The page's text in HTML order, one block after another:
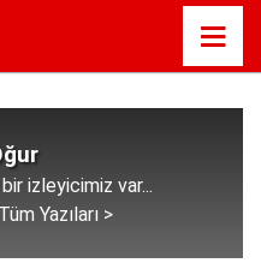
izleyicimiz var...
Yazıları >